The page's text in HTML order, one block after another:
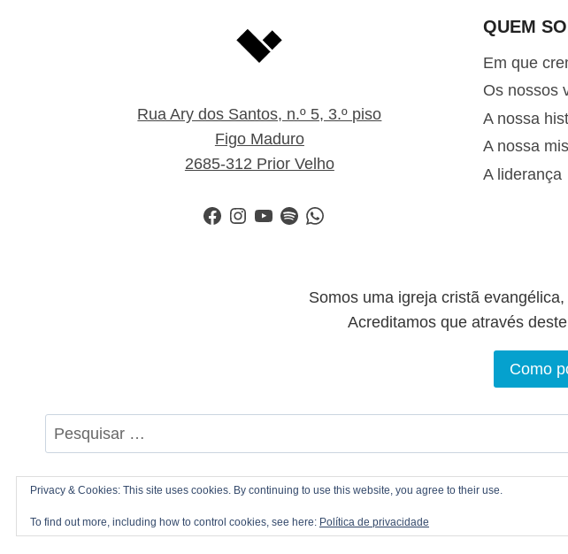
Rua Ary dos Santos, n.º 5, 3.º piso
Figo Maduro
2685-312 Prior Velho
Facebook
Instagram
YouTube
SpotifyWhatsApp
QUEM
Em que
Os nossos
A nossa
A nossa
A liderança
Somos uma igreja cristã
Acreditamos que através
Como
Pesquisar
por:
Privacy & Cookies: This site uses cookies. By continuing to use this website, you agree to their use.
To find out more, including how to control cookies, see here: Política de privacidade